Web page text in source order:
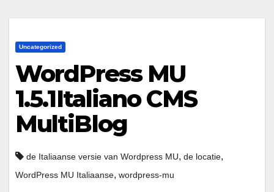
Uncategorized
WordPress MU
1.5.1Italiano CMS
MultiBlog
de Italiaanse versie van Wordpress MU, de locatie,
WordPress MU Italiaanse, wordpress-mu